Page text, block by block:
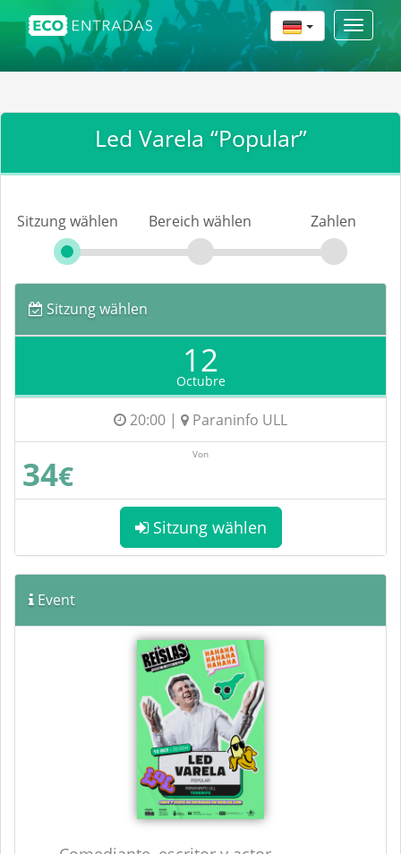
Toggle
Led Varela “Popular”
Sitzung wählen Bereich wählen Zahlen
Sitzung wählen
12
Octubre
20:00 | Paraninfo ULL
Von
34€
Sitzung wählen
Event